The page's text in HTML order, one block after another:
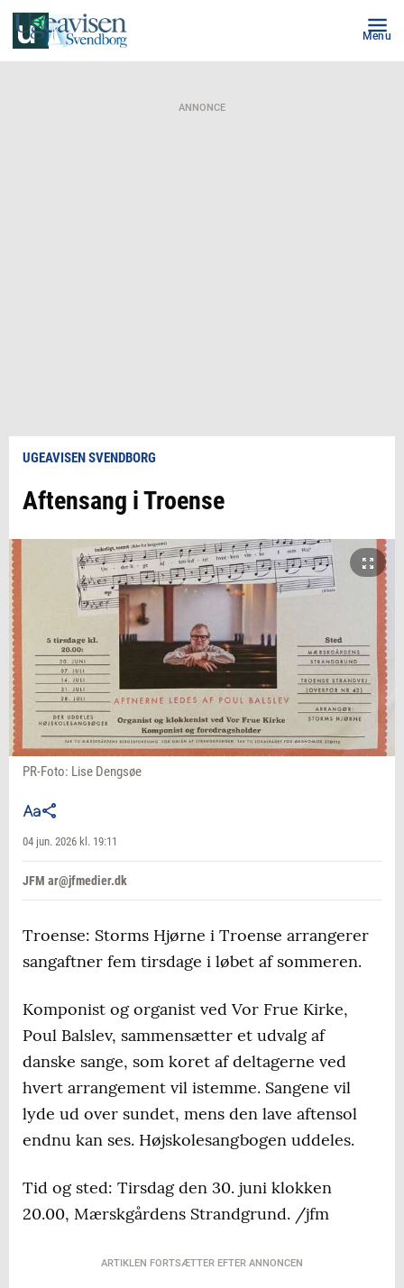
Menu
ANNONCE
UGEAVISEN SVENDBORG
Aftensang i Troense
PR-Foto: Lise Dengsøe
04 jun. 2026 kl. 19:11
JFM ar@jfmedier.dk
Troense: Storms Hjørne i Troense arrangerer
sangaftner fem tirsdage i løbet af sommeren.
Komponist og organist ved Vor Frue Kirke,
Poul Balslev, sammensætter et udvalg af
danske sange, som koret af deltagerne ved
hvert arrangement vil istemme. Sangene vil
lyde ud over sundet, mens den lave aftensol
endnu kan ses. Højskolesangbogen uddeles.
Tid og sted: Tirsdag den 30. juni klokken
20.00, Mærskgårdens Strandgrund. /jfm
ARTIKLEN FORTSÆTTER EFTER ANNONCEN